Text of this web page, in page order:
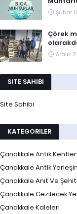
Şubat
Çörek
Aralık
SITE SAHIBI
Site Sahibi
KATEGORILER
Çanakkale Antik Kentler
Çanakkale Antik
Çanakkale Anıt Ve
Çanakkale Gezilecek
Çanakkale Kaleleri